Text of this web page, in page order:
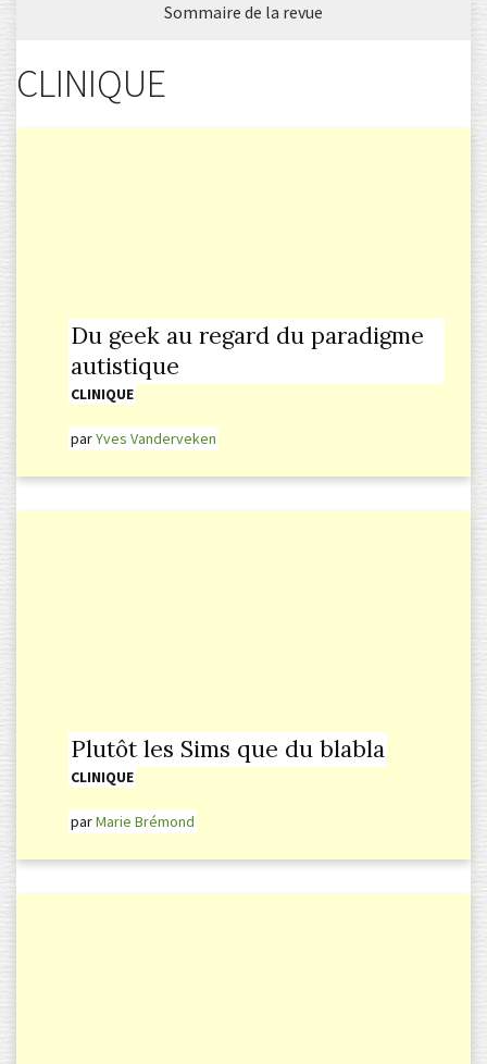
Sommaire de la revue
CLINIQUE
Du geek au regard du paradigme
autistique
CLINIQUE
parYves Vanderveken
Plutôt les Sims que du blabla
CLINIQUE
parMarie Brémond